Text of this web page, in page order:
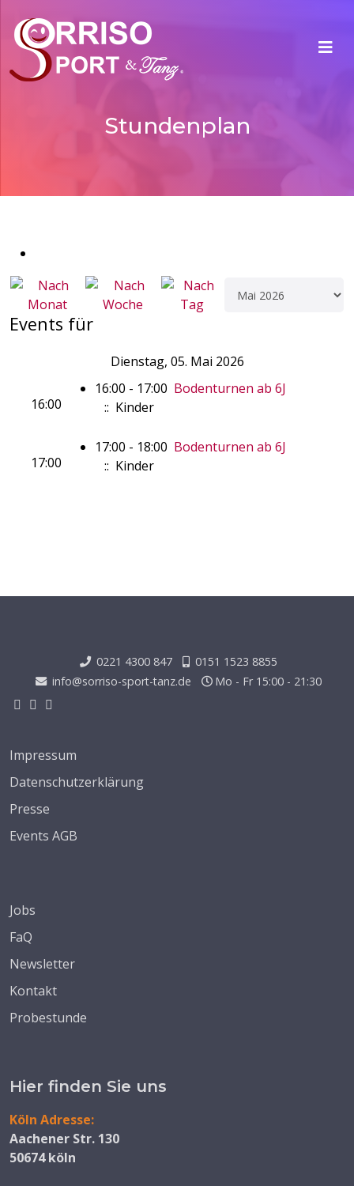
Stundenplan
Events für
Dienstag, 05. Mai 2026
16:00
16:00 - 17:00 Bodenturnen ab 6J
:: Kinder
17:00
17:00 - 18:00 Bodenturnen ab 6J
:: Kinder
0221 4300 847
0151 1523 8855
info@sorriso-sport-tanz.de
Mo - Fr 15:00 - 21:30
Impressum
Datenschutzerklärung
Presse
Events AGB
Jobs
FaQ
Newsletter
Kontakt
Probestunde
Hier finden Sie uns
Köln Adresse:
Aachener Str. 130
50674 köln